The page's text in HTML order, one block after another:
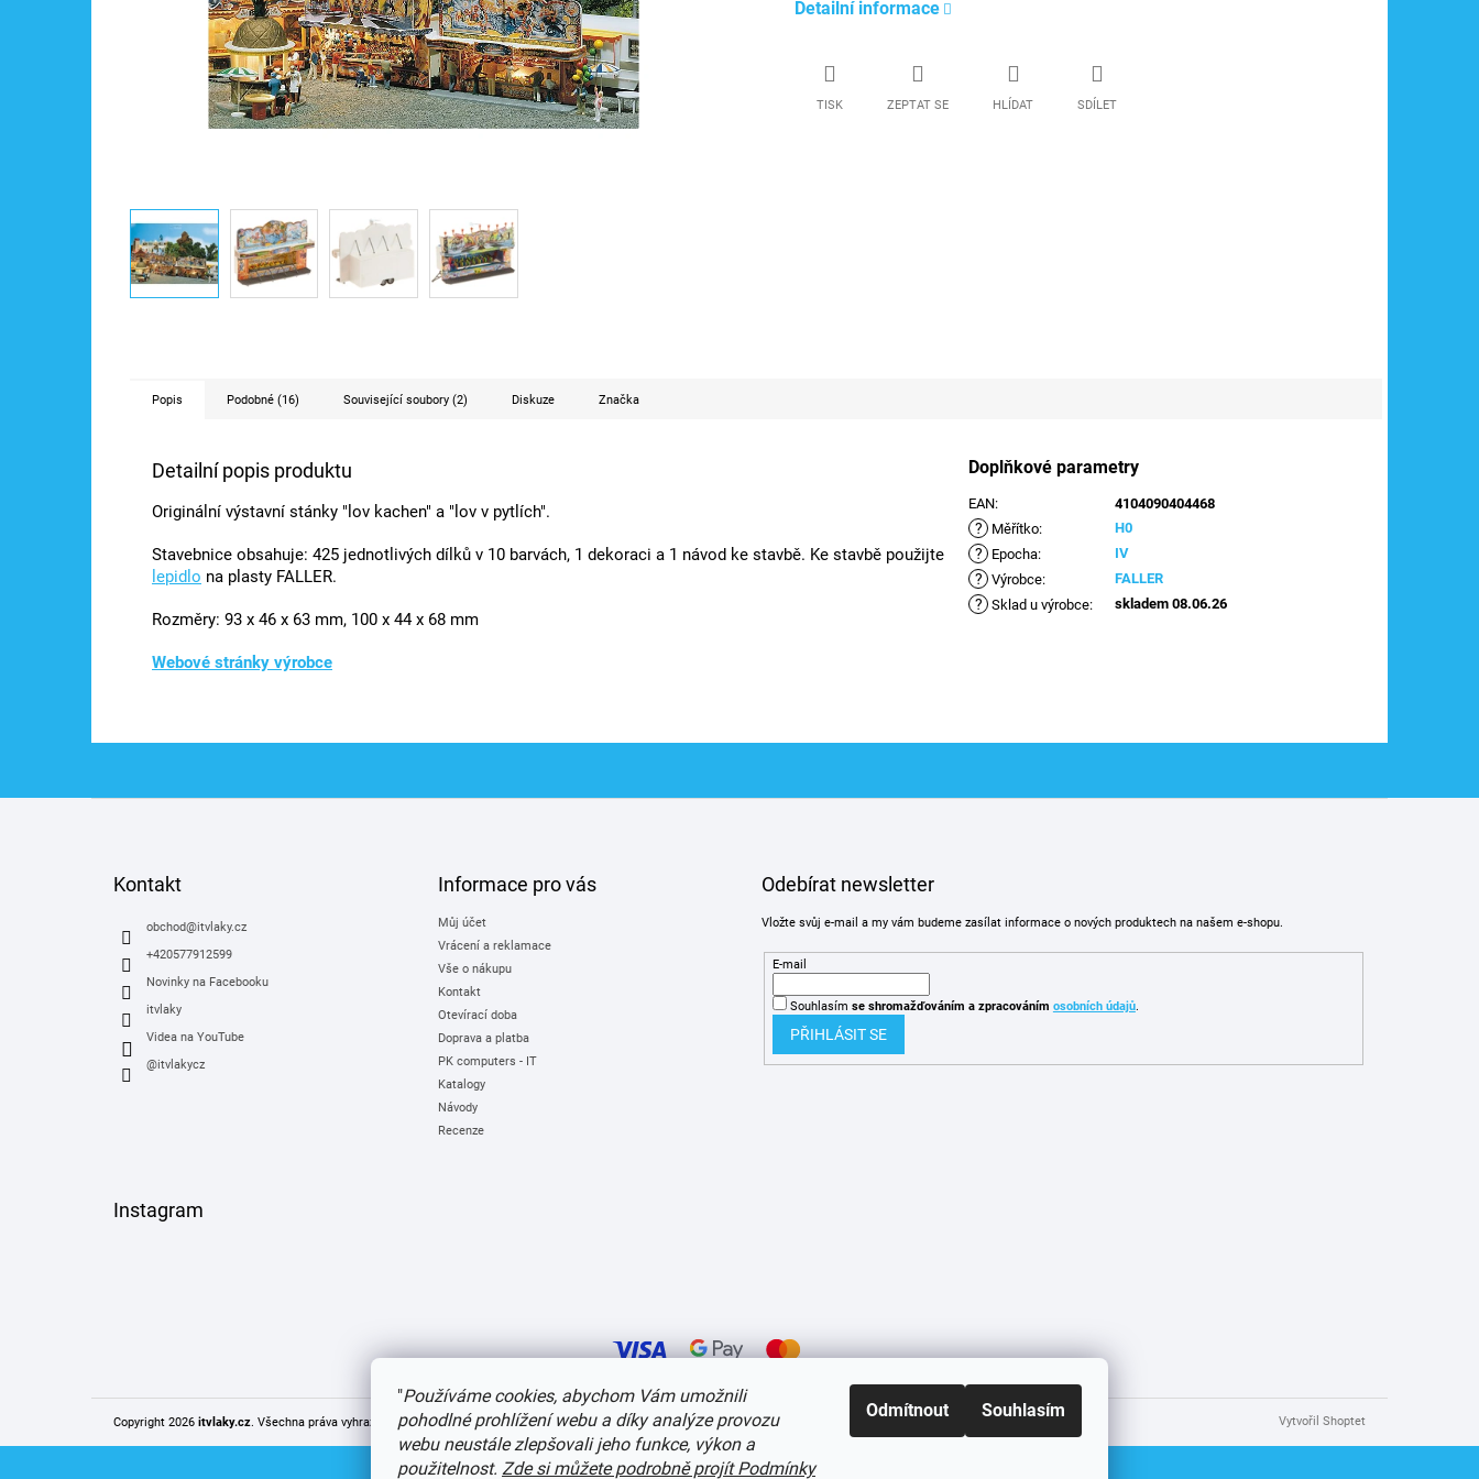
"Používáme cookies, abychom Vám umožnili
pohodlné prohlížení webu a díky analýze provozu
webu neustále zlepšovali jeho funkce, výkon a
použitelnost. Zde si můžete podrobně projít Podmínky
Odmítnout Souhlasím
Detailní informace
TISK ZEPTAT SE HLÍDAT SDÍLET
Popis Podobné (16) Související soubory (2) Diskuze Značka
Detailní popis produktu
Originální výstavní stánky "lov kachen" a "lov v pytlích".
Stavebnice obsahuje: 425 jednotlivých dílků v 10 barvách, 1 dekoraci a 1 návod ke stavbě. Ke stavbě použijte
lepidlo na plasty FALLER.
Rozměry: 93 x 46 x 63 mm, 100 x 44 x 68 mm
Webové stránky výrobce
Doplňkové parametry
EAN: 4104090404468
? Měřítko: H0
? Epocha: IV
? Výrobce: FALLER
? Sklad u výrobce: skladem 08.06.26
Kontakt
obchod@itvlaky.cz
+420577912599
Novinky na Facebooku
itvlaky
Videa na YouTube
@itvlakycz
Informace pro vás
Můj účet
Vrácení a reklamace
Vše o nákupu
Kontakt
Otevírací doba
Doprava a platba
PK computers - IT
Katalogy
Návody
Recenze
Odebírat newsletter
Vložte svůj e-mail a my vám budeme zasílat informace o nových produktech na našem e-shopu.
E-mail
Souhlasím se shromažďováním a zpracováním osobních údajů.
PŘIHLÁSIT SE
Instagram
Vytvořil Shoptet
Copyright 2026 itvlaky.cz . Všechna práva vyhrazena.Upravit nastavení cookies